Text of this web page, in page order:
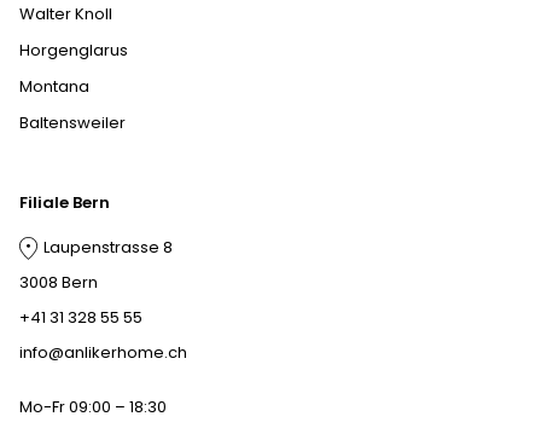
Walter Knoll
Horgenglarus
Montana
Baltensweiler
Filiale Bern
Laupenstrasse 8
3008 Bern
+41 31 328 55 55
info@anlikerhome.ch
Mo-Fr 09:00 – 18:30